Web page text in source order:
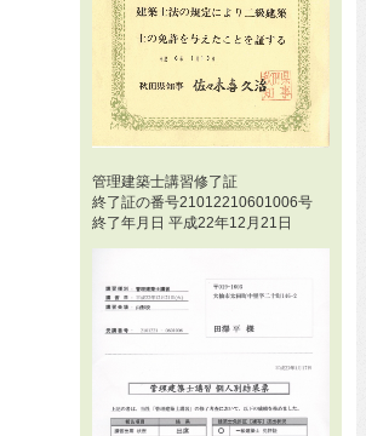
管理建築士講習修了証
終了証の番号21012210601006号
終了年月日 平成22年12月21日